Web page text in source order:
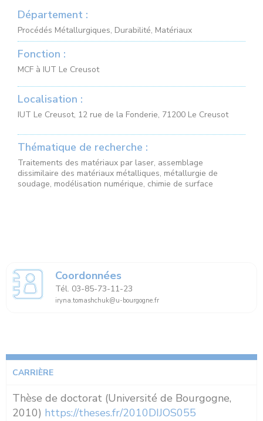
Département :
Procédés Métallurgiques, Durabilité, Matériaux
Fonction :
MCF à IUT Le Creusot
Localisation :
IUT Le Creusot, 12 rue de la Fonderie, 71200 Le Creusot
Thématique de recherche :
Traitements des matériaux par laser, assemblage
dissimilaire des matériaux métalliques, métallurgie de
soudage, modélisation numérique, chimie de surface
Coordonnées
Tél. 03-85-73-11-23
iryna.tomashchuk@u-bourgogne.fr
CARRIÈRE
Thèse de doctorat (Université de Bourgogne,
2010) https://theses.fr/2010DIJOS055